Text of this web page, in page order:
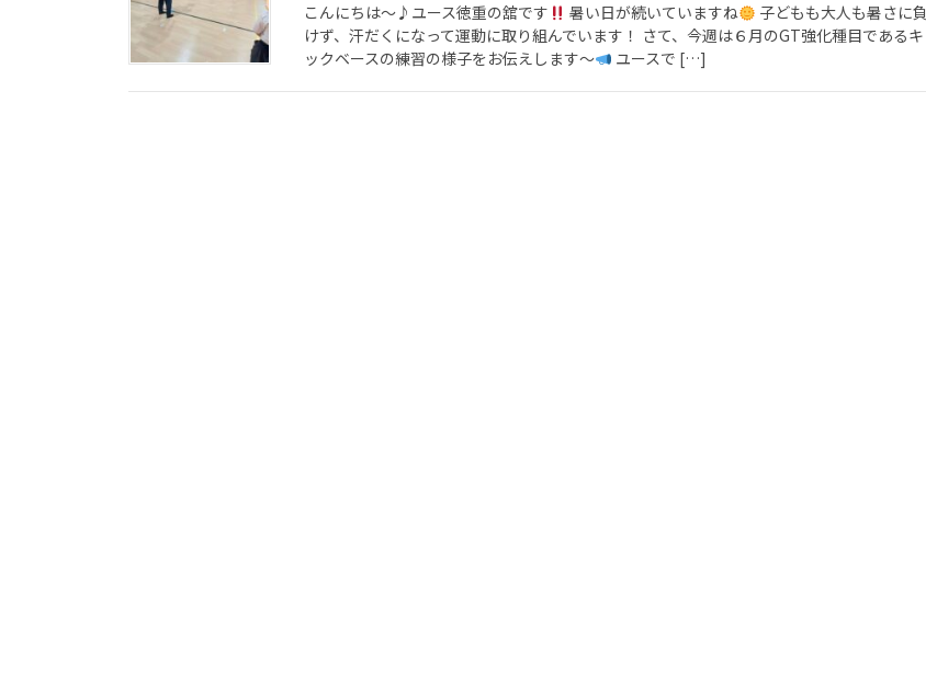
こんにちは～♪ユース徳重の舘です 暑い日が続いていますね
子どもも大人も暑さに負
けず、汗だくになって運動に取り組んでいます！ さて、今週は６月のGT強化種目であるキ
ックベースの練習の様子をお伝えします～
ユースで […]